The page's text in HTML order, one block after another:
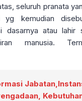
seluruh pranata
kemudian
dasarnya atau lahir
manusia.